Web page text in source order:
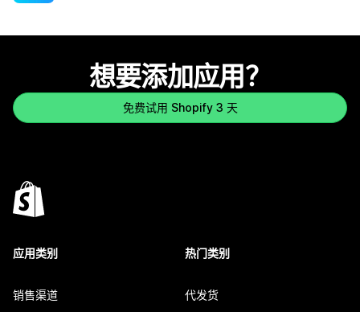
想要添加应用？
免费试用 Shopify 3 天
应用类别
销售渠道
热门类别
代发货